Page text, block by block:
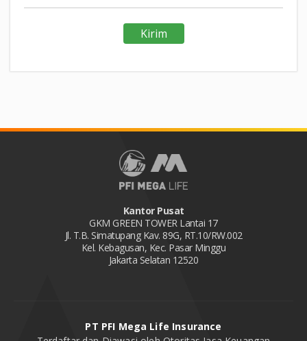
Kantor Pusat
GKM GREEN TOWER Lantai 17
Jl. T.B. Simatupang Kav. 89G, RT.10/RW.002
Kel. Kebagusan, Kec. Pasar Minggu
Jakarta Selatan 12520
PT PFI Mega Life Insurance